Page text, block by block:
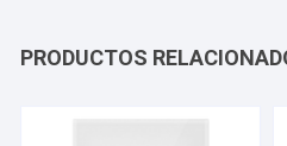
PRODUCTOS